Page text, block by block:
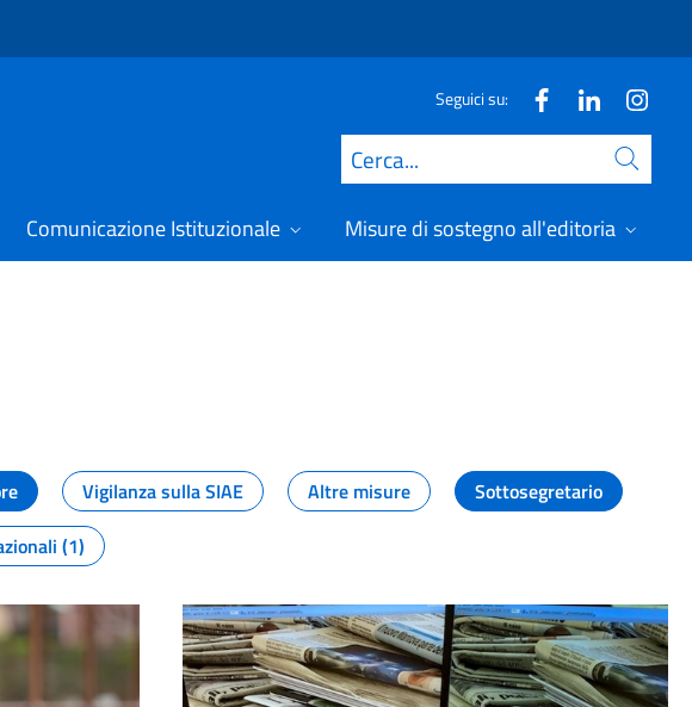
Seguici su:
Cerca
Comunicazione Istituzionale Misure di sostegno all'editoria
Vigilanza sulla SIAE Altre misure
Sottosegretario
(1)